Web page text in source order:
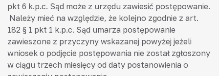
pkt 6 k.p.c. Sąd może z urzędu zawiesić postępowanie.
Należy mieć na względzie, że kolejno zgodnie z art.
182 § 1 pkt 1 k.p.c. Sąd umarza postępowanie
zawieszone z przyczyny wskazanej powyżej jeżeli
wniosek o podjęcie postępowania nie został zgłoszony
w ciągu trzech miesięcy od daty postanowienia o